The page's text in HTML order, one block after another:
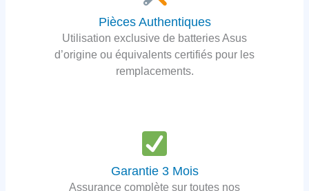
Pièces Authentiques
Utilisation exclusive de batteries Asus
d’origine ou équivalents certifiés pour les
remplacements.
Garantie 3 Mois
Assurance complète sur toutes nos